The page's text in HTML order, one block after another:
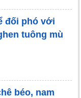
đối phó với
tuông mù
béo, nam